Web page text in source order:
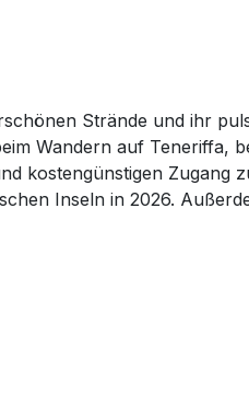
Strände und ihr
Wandern auf Teneriffa,
kostengünstigen Zugang
Inseln in 2026.